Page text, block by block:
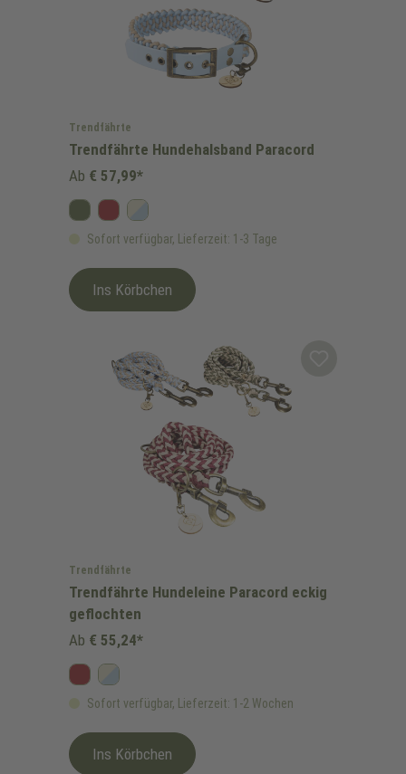
Trendfährte
Trendfährte Hundehalsband Paracord
Sofort verfügbar, Lieferzeit: 1-3 Tage
Oliv BordeauxHimmelblau/Beige
Ab € 57,99*
Ins Körbchen
Trendfährte
Trendfährte Hundeleine Paracord eckig
geflochten
Sofort verfügbar, Lieferzeit: 1-2 Wochen
BordeauxHimmelblau/Beige
Ab € 55,24*
Ins Körbchen